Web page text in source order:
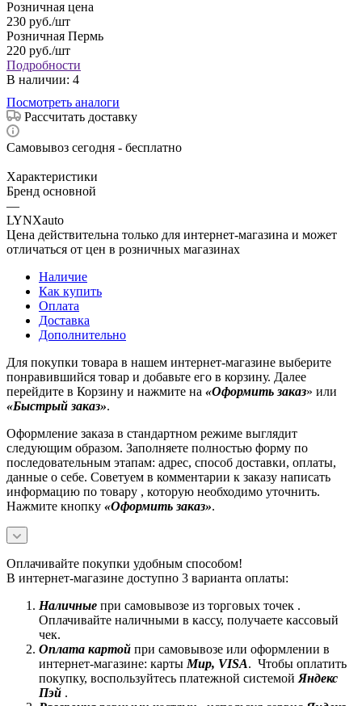
Розничная цена
230 руб./шт
Розничная Пермь
220 руб./шт
Подробности
В наличии: 4
Посмотреть аналоги
Рассчитать доставку
Самовывоз сегодня - бесплатно
Характеристики
Бренд основной
—
LYNXauto
Цена действительна только для интернет-магазина и может
отличаться от цен в розничных магазинах
Наличие
Как купить
Оплата
Доставка
Дополнительно
Для покупки товара в нашем интернет-магазине выберите
понравившийся товар и добавьте его в корзину. Далее
перейдите в Корзину и нажмите на «Оформить заказ» или
«Быстрый заказ».
Оформление заказа в стандартном режиме выглядит
следующим образом. Заполняете полностью форму по
последовательным этапам: адрес, способ доставки, оплаты,
данные о себе. Советуем в комментарии к заказу написать
информацию по товару , которую необходимо уточнить.
Нажмите кнопку «Оформить заказ».
Оплачивайте покупки удобным способом!
В интернет-магазине доступно 3 варианта оплаты:
Наличные при самовывозе из торговых точек .
Оплачивайте наличными в кассу, получаете кассовый
чек.
Оплата картой при самовывозе или оформлении в
интернет-магазине: карты Mир, VISA. Чтобы оплатить
покупку, воспользуйтесь платежной системой Яндекс
Пэй .